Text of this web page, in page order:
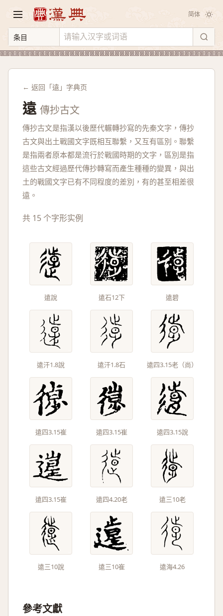
简体
← 返回「遠」字典页
遠 傳抄古文
傳抄古文是指漢以後歷代輾轉抄寫的先秦文字，傳抄
古文與出土戰國文字既相互聯繫，又互有區別。聯繫
是指兩者原本都是流行於戰國時期的文字，區別是指
這些古文經過歷代傳抄轉寫而產生種種的變異，與出
土的戰國文字已有不同程度的差別，有的甚至相差很
遠。
共 15 个字形实例
遠說 遠石12下 遠碧
遠汗1.8說 遠汗1.8石 遠四3.15老（尚）
遠四3.15崔 遠四3.15崔 遠四3.15說
遠四3.15崔 遠四4.20老 遠三10老
遠三10說 遠三10崔 遠海4.26
參考文獻